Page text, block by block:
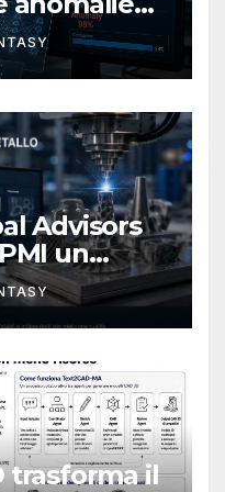
Advisors
un
3D
alla filiera
trasforma il